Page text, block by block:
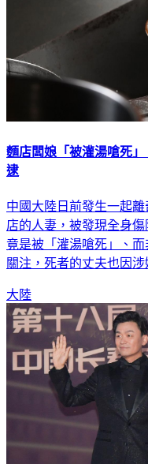
麵店闆娘「被灌湯嗆死
逮
中國大陸日前發生一起
店的人妻，被發現全身
竟是被「灌湯嗆死」、
關注，死者的丈夫也因
大陸